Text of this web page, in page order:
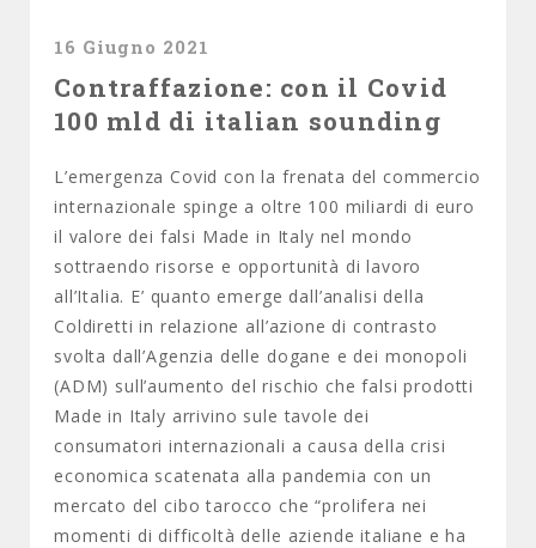
16 Giugno 2021
Contraffazione: con il Covid
100 mld di italian sounding
L’emergenza Covid con la frenata del commercio
internazionale spinge a oltre 100 miliardi di euro
il valore dei falsi Made in Italy nel mondo
sottraendo risorse e opportunità di lavoro
all’Italia. E’ quanto emerge dall’analisi della
Coldiretti in relazione all’azione di contrasto
svolta dall’Agenzia delle dogane e dei monopoli
(ADM) sull’aumento del rischio che falsi prodotti
Made in Italy arrivino sule tavole dei
consumatori internazionali a causa della crisi
economica scatenata alla pandemia con un
mercato del cibo tarocco che “prolifera nei
momenti di difficoltà delle aziende italiane e ha